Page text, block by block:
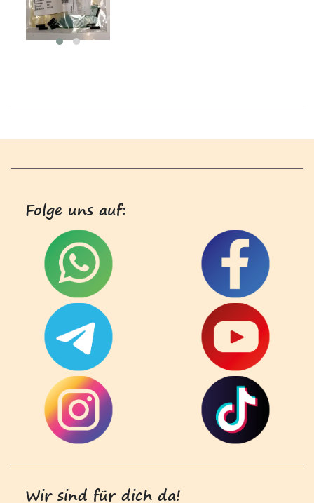
Folge uns auf:
Wir sind für dich da!